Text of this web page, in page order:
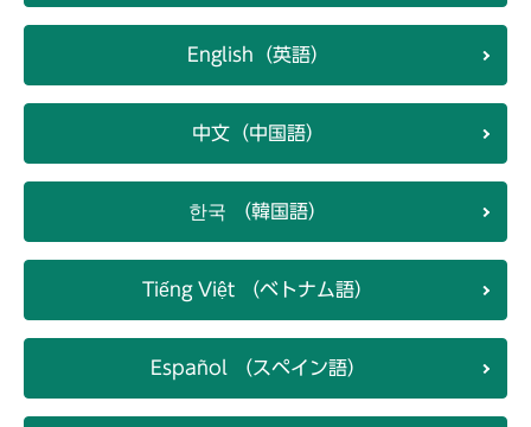
English（英語）
中文（中国語）
한국 （韓国語）
Tiếng Việt （ベトナム語）
Español （スペイン語）